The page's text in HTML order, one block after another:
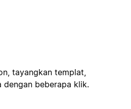
tayangkan templat,
dengan beberapa klik.